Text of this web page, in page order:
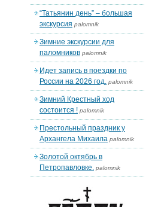
“Татьянин день” – большая
экскурсия palomnik
Зимние экскурсии для
паломников palomnik
Идет запись в поездки по
России на 2026 год. palomnik
Зимний Крестный ход
состоится ! palomnik
Престольный праздник у
Архангела Михаила palomnik
Золотой октябрь в
Петропавловке. palomnik